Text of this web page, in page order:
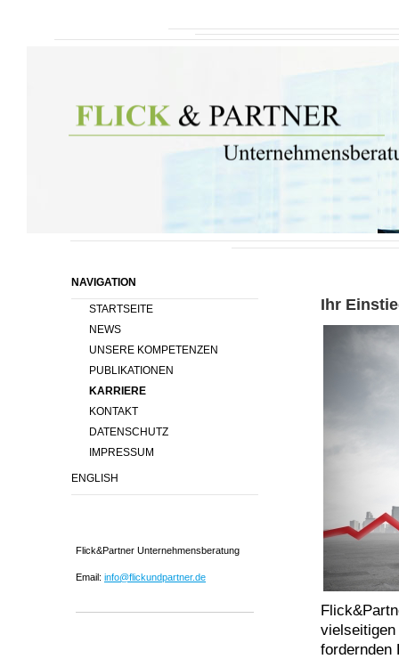
NAVIGATION
STARTSEITE
NEWS
UNSERE KOMPETENZEN
PUBLIKATIONEN
KARRIERE
KONTAKT
DATENSCHUTZ
IMPRESSUM
ENGLISH
Flick&Partner Unternehmensberatung
Email: info@flickundpartner.de
Ihr
fordernden